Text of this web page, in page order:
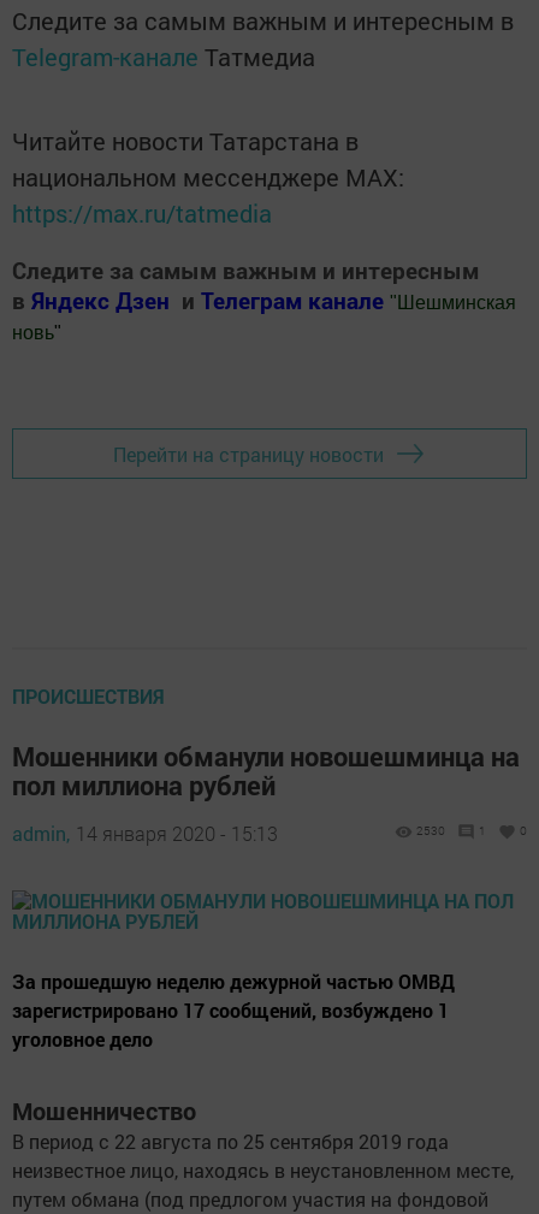
Следите за самым важным и интересным в
Telegram-канале Татмедиа
Читайте новости Татарстана в
национальном мессенджере MАХ:
https://max.ru/tatmedia
Следите за самым важным и интересным
в Яндекс Дзен и Телеграм канале " Шешминская
новь"
Перейти на страницу новости
ПРОИСШЕСТВИЯ
Мошенники обманули новошешминца на
пол миллиона рублей
admin, 14 января 2020 - 15:13 2530 1 0
За прошедшую неделю дежурной частью ОМВД
зарегистрировано 17 сообщений, возбуждено 1
уголовное дело
Мошенничество
В период с 22 августа по 25 сентября 2019 года
неизвестное лицо, находясь в неустановленном месте,
путем обмана (под предлогом участия на фондовой